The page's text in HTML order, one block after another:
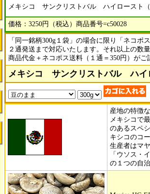
メキシコ サンクリストバル ハイロースト（
価格：3250円（税込）商品番号=c50028
「同一銘柄300g１袋」の場合に限り「ネコポ
２通発送まで対応いたします。それ以上の数
商品代金＋ネコポス送料（１通＝350円）がご
メキシコ サンクリストバル ハイ
産地の特徴
メキシコで
のあるスペ
キシコのコ
生産者はマ
「ウソス・
の１つの自